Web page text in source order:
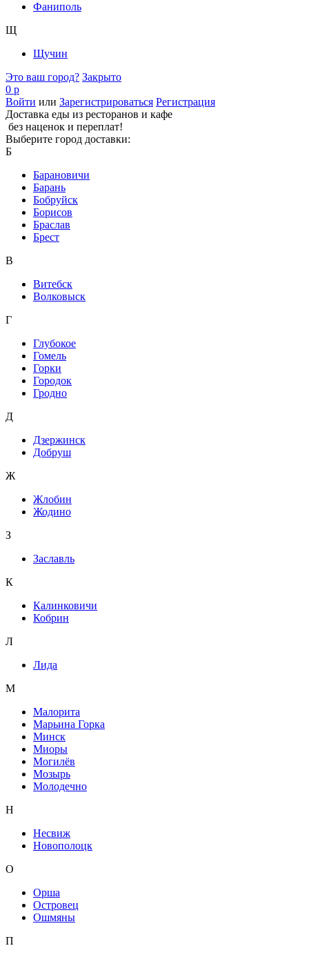
Фаниполь
Щ
Щучин
Это ваш город? Закрыто
0 р
Войти или Зарегистрироваться Регистрация
Доставка еды из ресторанов и кафе
без наценок и переплат!
Выберите город доставки:
Б
Барановичи
Барань
Бобруйск
Борисов
Браслав
Брест
В
Витебск
Волковыск
Г
Глубокое
Гомель
Горки
Городок
Гродно
Д
Дзержинск
Добруш
Ж
Жлобин
Жодино
З
Заславль
К
Калинковичи
Кобрин
Л
Лида
М
Малорита
Марьина Горка
Минск
Миоры
Могилёв
Мозырь
Молодечно
Н
Несвиж
Новополоцк
О
Орша
Островец
Ошмяны
П